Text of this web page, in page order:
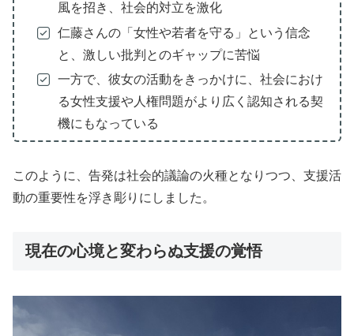
風を招き、社会的対立を激化
仁藤さんの「女性や若者を守る」という信念
と、激しい批判とのギャップに苦悩
一方で、彼女の活動をきっかけに、社会におけ
る女性支援や人権問題がより広く認知される契
機にもなっている
このように、告発は社会的議論の火種となりつつ、支援活
動の重要性を浮き彫りにしました。
現在の心境と変わらぬ支援の覚悟